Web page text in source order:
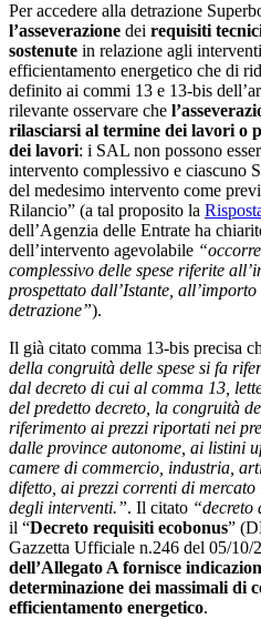
Per accedere alla detrazione
l’asseverazione dei requisiti
sostenute in relazione agli
efficientamento energetico che di
definito ai commi 13 e 13-bis
rilevante osservare che
rilasciarsi al termine dei lavori o
dei lavori: i SAL non possono
intervento complessivo e ciascuno
del medesimo intervento come
Rilancio” (a tal proposito la
dell’Agenzia delle Entrate ha
dell’intervento agevolabile
complessivo delle spese riferite
prospettato dall’Istante,
detrazione”).
Il già citato comma 13-bis precisa
della congruità delle spese si fa
dal decreto di cui al comma 13,
del predetto decreto, la congruità
riferimento ai prezzi riportati nei
dalle province autonome, ai listini
camere di commercio, industria,
difetto, ai prezzi correnti di
degli interventi.”. Il citato “decreto
il “Decreto requisiti ecobonus”
Gazzetta Ufficiale n.246 del 05/10/
dell’Allegato A fornisce
determinazione dei massimali di
efficientamento energetico.